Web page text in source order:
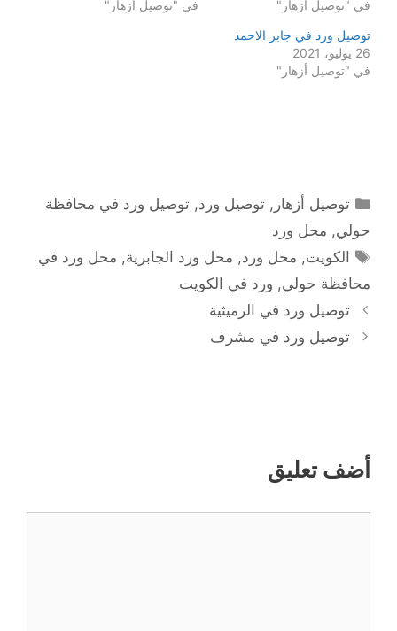
في "توصيل أزهار"
في "توصيل أزهار"
توصيل ورد في جابر الاحمد
26 يوليو، 2021
في "توصيل أزهار"
التصنيفات
توصيل أزهار ,توصيل ورد,توصيل ورد في محافظة
حولي, محل ورد
الوسوم
الكويت, محل ورد, محل ورد الجابرية, محل ورد في
محافظة حولي, ورد في الكويت
توصيل ورد في الرميثية
توصيل ورد في مشرف
أضف تعليق